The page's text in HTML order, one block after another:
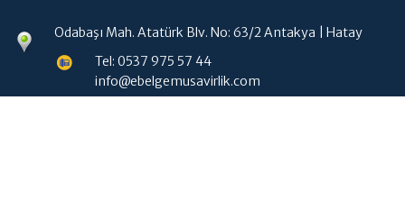
Odabaşı Mah. Atatürk Blv. No: 63/2 Antakya | Hatay
Tel: 0537 975 57 44
info@ebelgemusavirlik.com